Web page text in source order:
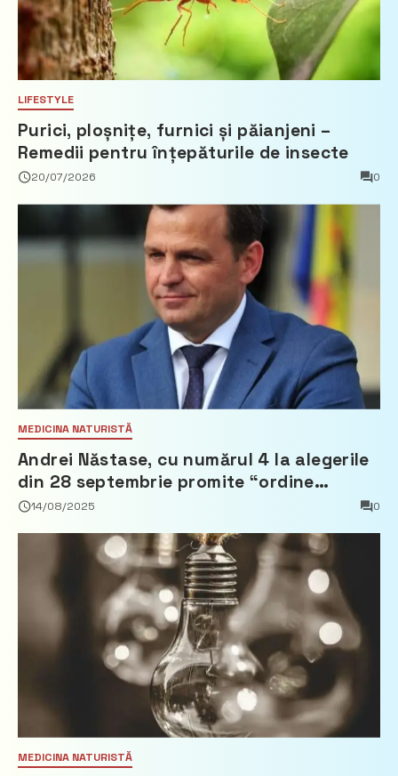
LIFESTYLE
Purici, ploșnițe, furnici și păianjeni –
Remedii pentru înțepăturile de insecte
20/07/2026 0
MEDICINA NATURISTĂ
Andrei Năstase, cu numărul 4 la alegerile
din 28 septembrie promite “ordine
europeană” și 10 miliarde pentru cetățeni
14/08/2025 0
MEDICINA NATURISTĂ